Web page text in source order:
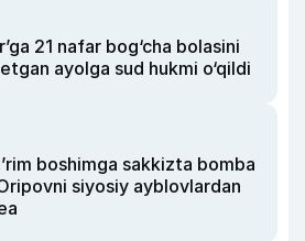
21 nafar bog‘cha bolasini
ayolga sud hukmi o‘qildi
boshimga sakkizta bomba
siyosiy ayblovlardan